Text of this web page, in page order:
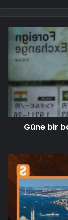
Güne bir